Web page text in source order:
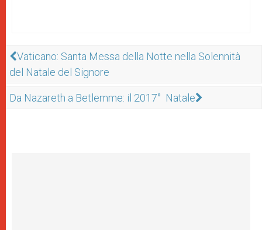
Vaticano: Santa Messa della Notte nella Solennità
del Natale del Signore
Da Nazareth a Betlemme: il 2017° Natale